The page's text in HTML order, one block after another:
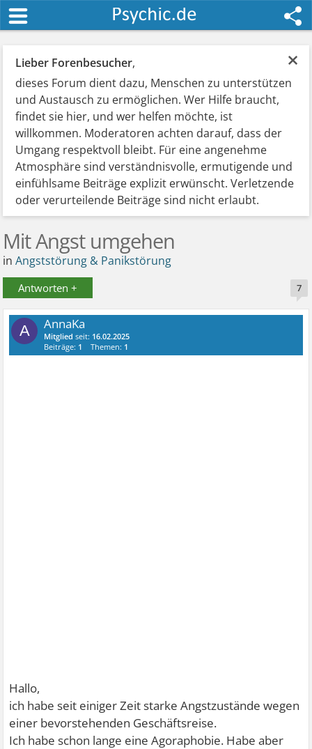
×
Lieber Forenbesucher,
dieses Forum dient dazu, Menschen zu unterstützen
und Austausch zu ermöglichen. Wer Hilfe braucht,
findet sie hier, und wer helfen möchte, ist
willkommen. Moderatoren achten darauf, dass der
Umgang respektvoll bleibt. Für eine angenehme
Atmosphäre sind verständnisvolle, ermutigende und
einfühlsame Beiträge explizit erwünscht. Verletzende
oder verurteilende Beiträge sind nicht erlaubt.
Mit Angst umgehen
inAngststörung & Panikstörung
Antworten + 7
A AnnaKa
Mitglied seit: 16.02.2025
Beiträge: 1 Themen: 1
Hallo,
ich habe seit einiger Zeit starke Angstzustände wegen
einer bevorstehenden Geschäftsreise.
Ich habe schon lange eine Agoraphobie. Habe aber